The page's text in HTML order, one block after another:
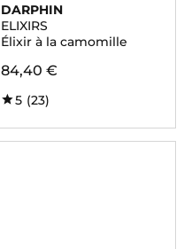
DARPHIN
ELIXIRS
Élixir à la camomille
84,40 €
5 (23)